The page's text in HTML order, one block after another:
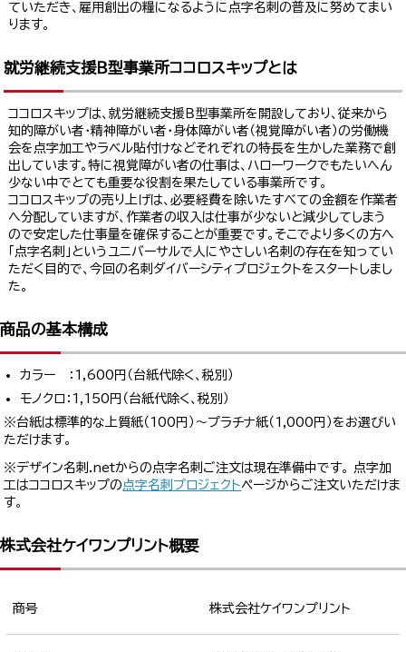
ていただき、雇用創出の糧になるように点字名刺の普及に努めてまい
ります。
就労継続支援Ｂ型事業所ココロスキップとは
ココロスキップは、就労継続支援Ｂ型事業所を開設しており、従来から
知的障がい者・精神障がい者・身体障がい者（視覚障がい者）の労働機
会を点字加工やラベル貼付けなどそれぞれの特長を生かした業務で創
出しています。特に視覚障がい者の仕事は、ハローワークでもたいへん
少ない中でとても重要な役割を果たしている事業所です。
ココロスキップの売り上げは、必要経費を除いたすべての金額を作業者
へ分配していますが、作業者の収入は仕事が少ないと減少してしまう
ので安定した仕事量を確保することが重要です。そこでより多くの方へ
「点字名刺」というユニバーサルで人にやさしい名刺の存在を知ってい
ただく目的で、今回の名刺ダイバーシティプロジェクトをスタートしまし
た。
商品の基本構成
カラー ：1,600円（台紙代除く、税別）
モノクロ：1,150円（台紙代除く、税別）
※台紙は標準的な上質紙（100円）～プラチナ紙（1,000円）をお選びい
ただけます。
※デザイン名刺.netからの点字名刺ご注文は現在準備中です。 点字加
工はココロスキップの 点字名刺プロジェクトページからご注文いただけま
す。
株式会社ケイワンプリント概要
商号 株式会社ケイワンプリント